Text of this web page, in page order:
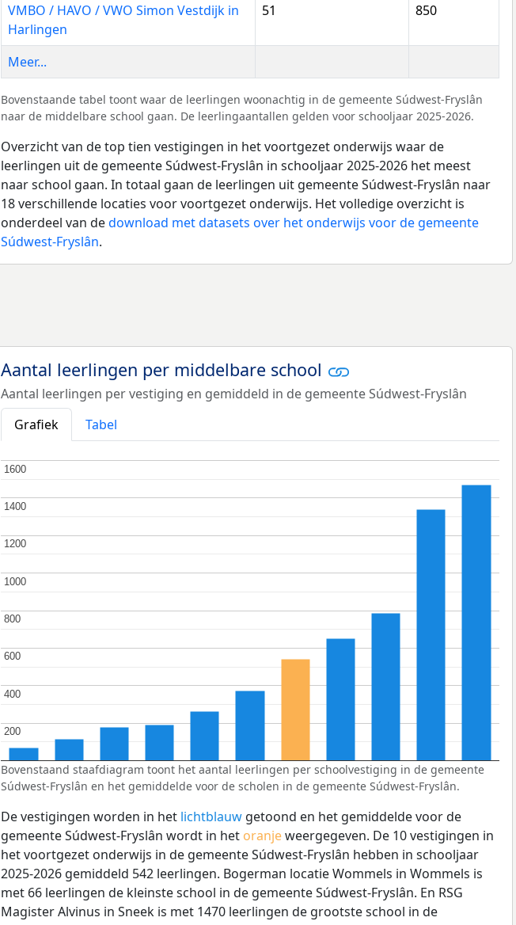
VMBO / HAVO / VWO Simon Vestdijk in
Harlingen
51 850
Meer...
Bovenstaande tabel toont waar de leerlingen woonachtig in de gemeente Súdwest-Fryslân
naar de middelbare school gaan. De leerlingaantallen gelden voor schooljaar 2025-2026.
Overzicht van de top tien vestigingen in het voortgezet onderwijs waar de
leerlingen uit de gemeente Súdwest-Fryslân in schooljaar 2025-2026 het meest
naar school gaan. In totaal gaan de leerlingen uit gemeente Súdwest-Fryslân naar
18 verschillende locaties voor voortgezet onderwijs. Het volledige overzicht is
onderdeel van dedownload met datasets over het onderwijs voor de gemeente
Súdwest-Fryslân.
Aantal leerlingen per middelbare school
Aantal leerlingen per vestiging en gemiddeld in de gemeente Súdwest-Fryslân
Grafiek
Tabel
200
200
400
400
600
600
800
800
1000
1000
1200
1200
1400
1400
1600
1600
Bovenstaand staafdiagram toont het aantal leerlingen per schoolvestiging in de gemeente
Súdwest-Fryslân en het gemiddelde voor de scholen in de gemeente Súdwest-Fryslân.
De vestigingen worden in het lichtblauw getoond en het gemiddelde voor de
gemeente Súdwest-Fryslân wordt in het oranjeweergegeven. De 10 vestigingen in
het voortgezet onderwijs in de gemeente Súdwest-Fryslân hebben in schooljaar
2025-2026 gemiddeld 542 leerlingen. Bogerman locatie Wommels in Wommels is
met 66 leerlingen de kleinste school in de gemeente Súdwest-Fryslân. En RSG
Magister Alvinus in Sneek is met 1470 leerlingen de grootste school in de